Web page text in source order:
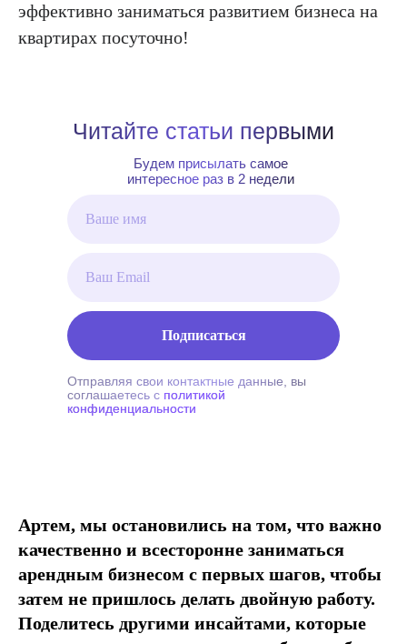
эффективно заниматься развитием бизнеса на
квартирах посуточно!
Читайте статьи первыми
Отправляя свои контактные данные, вы
соглашаетесь с политикой
конфиденциальности
Будем присылать самое
интересное раз в 2 недели
Подписаться
Артем, мы остановились на том, что важно
качественно и всесторонне заниматься
арендным бизнесом с первых шагов, чтобы
затем не пришлось делать двойную работу.
Поделитесь другими инсайтами, которые